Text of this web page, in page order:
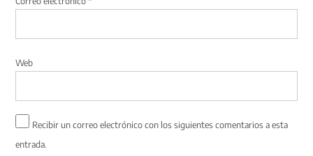
Web
Recibir un correo electrónico con los siguientes comentarios a esta
entrada.